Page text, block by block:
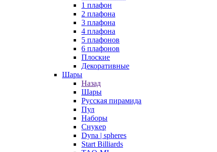
1 плафон
2 плафона
3 плафона
4 плафона
5 плафонов
6 плафонов
Плоские
Декоративные
Шары
Назад
Шары
Русская пирамида
Пул
Наборы
Снукер
Dyna | spheres
Start Billiards